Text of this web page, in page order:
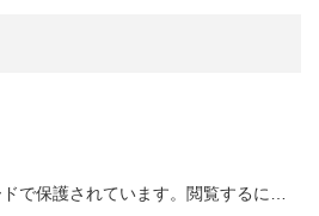
で保護されています。閲覧するに…